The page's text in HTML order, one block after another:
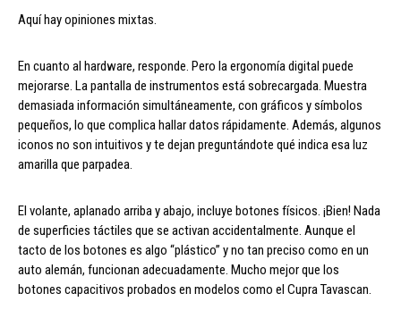
Aquí hay opiniones mixtas.
En cuanto al hardware, responde. Pero la ergonomía digital puede
mejorarse. La pantalla de instrumentos está sobrecargada. Muestra
demasiada información simultáneamente, con gráficos y símbolos
pequeños, lo que complica hallar datos rápidamente. Además, algunos
iconos no son intuitivos y te dejan preguntándote qué indica esa luz
amarilla que parpadea.
El volante, aplanado arriba y abajo, incluye botones físicos. ¡Bien! Nada
de superficies táctiles que se activan accidentalmente. Aunque el
tacto de los botones es algo “plástico” y no tan preciso como en un
auto alemán, funcionan adecuadamente. Mucho mejor que los
botones capacitivos probados en modelos como el Cupra Tavascan.